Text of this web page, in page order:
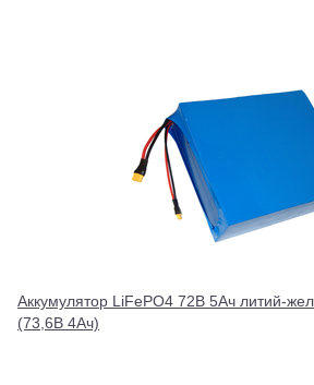
Аккумулятор LiFePO4 72В 5Ач литий-
(73,6В 4Ач)